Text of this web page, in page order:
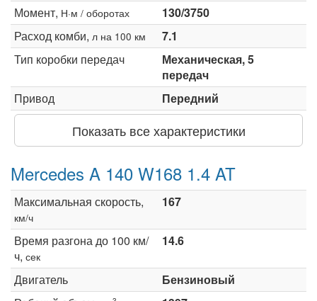
Момент, Н·м / оборотах
130/3750
Расход комби, л на 100 км
7.1
Тип коробки передач
Механическая, 5
передач
Привод
Передний
Показать все характеристики
Mercedes A 140 W168 1.4 AT
Максимальная скорость,
км/ч
167
Время разгона до 100 км/
ч, сек
14.6
Двигатель
Бензиновый